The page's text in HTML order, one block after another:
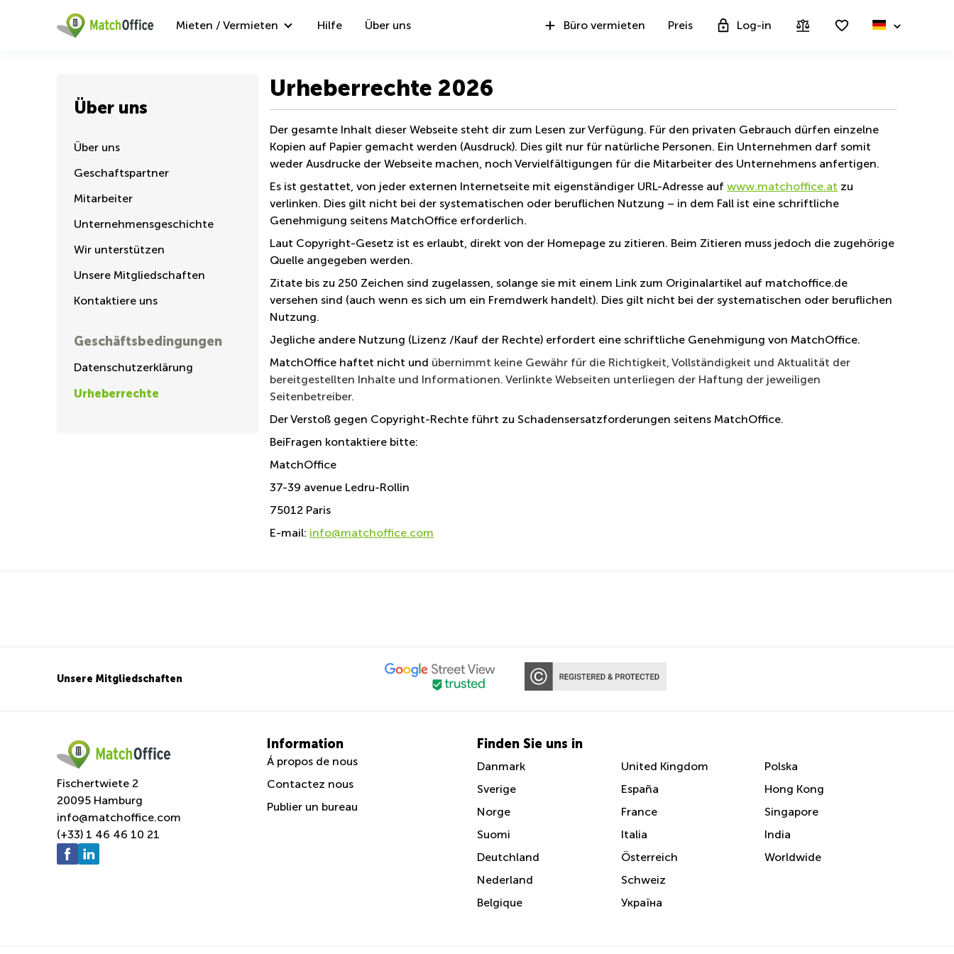
Mieten / Vermieten Hilfe Über uns Büro vermieten Preis Log-in
Über uns
Über uns
Geschaftspartner
Mitarbeiter
Unternehmensgeschichte
Wir unterstützen
Unsere Mitgliedschaften
Kontaktiere uns
Geschäftsbedingungen
Datenschutzerklärung
Urheberrechte
Urheberrechte 2026
Der gesamte Inhalt dieser Webseite steht dir zum Lesen zur Verfügung. Für den privaten Gebrauch dürfen einzelne
Kopien auf Papier gemacht werden (Ausdruck). Dies gilt nur für natürliche Personen. Ein Unternehmen darf somit
weder Ausdrucke der Webseite machen, noch Vervielfältigungen für die Mitarbeiter des Unternehmens anfertigen.
Es ist gestattet, von jeder externen Internetseite mit eigenständiger URL-Adresse auf www.matchoffice.at zu
verlinken. Dies gilt nicht bei der systematischen oder beruflichen Nutzung – in dem Fall ist eine schriftliche
Genehmigung seitens MatchOffice erforderlich.
Laut Copyright-Gesetz ist es erlaubt, direkt von der Homepage zu zitieren. Beim Zitieren muss jedoch die zugehörige
Quelle angegeben werden.
Zitate bis zu 250 Zeichen sind zugelassen, solange sie mit einem Link zum Originalartikel auf matchoffice.de
versehen sind (auch wenn es sich um ein Fremdwerk handelt). Dies gilt nicht bei der systematischen oder beruflichen
Nutzung.
Jegliche andere Nutzung (Lizenz /Kauf der Rechte) erfordert eine schriftliche Genehmigung von MatchOffice.
MatchOffice haftet nicht und übernimmt keine Gewähr für die Richtigkeit, Vollständigkeit und Aktualität der
bereitgestellten Inhalte und Informationen. Verlinkte Webseiten unterliegen der Haftung der jeweiligen
Seitenbetreiber.
Der Verstoß gegen Copyright-Rechte führt zu Schadensersatzforderungen seitens MatchOffice.
BeiFragen kontaktiere bitte:
MatchOffice
37-39 avenue Ledru-Rollin
75012 Paris
E-mail: info@matchoffice.com
Unsere Mitgliedschaften
Fischertwiete 2
20095 Hamburg
info@matchoffice.com
(+33) 1 46 46 10 21
Information
Á propos de nous
Contactez nous
Publier un bureau
Finden Sie uns in
Danmark
Sverige
Norge
Suomi
Deutchland
Nederland
Belgique
United Kingdom
España
France
Italia
Österreich
Schweiz
Україна
Polska
Hong Kong
Singapore
India
Worldwide